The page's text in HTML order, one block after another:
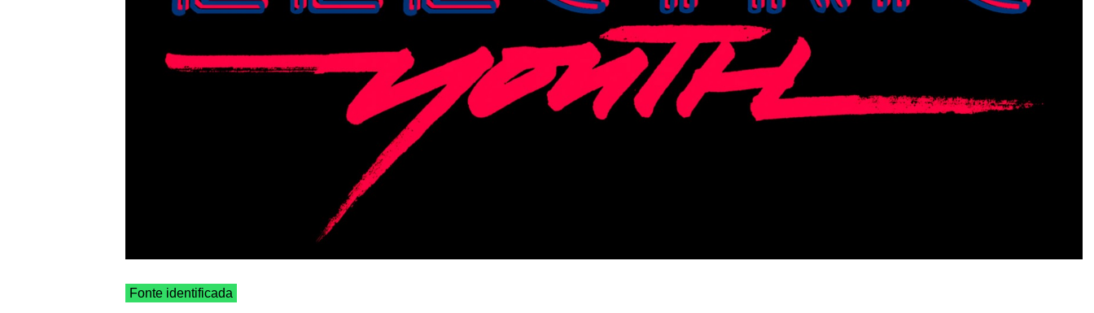
Fonte identificada